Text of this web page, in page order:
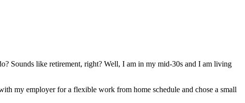
Sounds like retirement, right? Well, I am in my mid-30s and I am living
my employer for a flexible work from home schedule and chose a small